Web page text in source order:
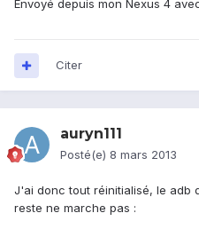
Envoyé depuis mon Nexus 4
Citer
auryn111
Posté(e) 8 mars 2013
J'ai donc tout réinitialisé, le adb
reste ne marche pas :